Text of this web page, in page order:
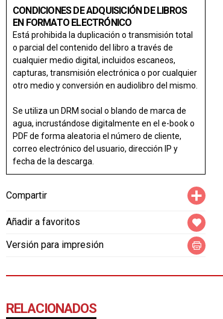
CONDICIONES DE ADQUISICIÓN DE LIBROS
EN FORMATO ELECTRÓNICO
Está prohibida la duplicación o transmisión total
o parcial del contenido del libro a través de
cualquier medio digital, incluidos escaneos,
capturas, transmisión electrónica o por cualquier
otro medio y conversión en audiolibro del mismo.
Se utiliza un DRM social o blando de marca de
agua, incrustándose digitalmente en el e-book o
PDF de forma aleatoria el número de cliente,
correo electrónico del usuario, dirección IP y
fecha de la descarga.
Compartir
Añadir a favoritos
Versión para impresión
RELACIONADOS